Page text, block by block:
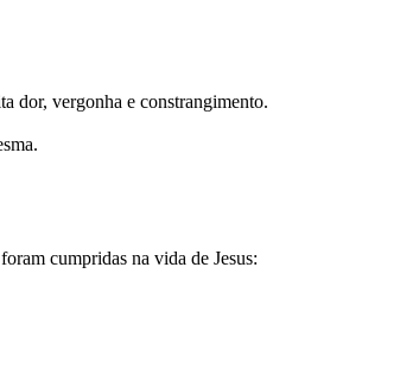
dor, vergonha e constrangimento.
cumpridas na vida de Jesus: